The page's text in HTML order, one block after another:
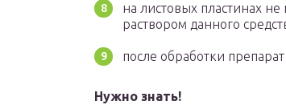
на листовых пластинах
раствором данного
после обработки
Нужно знать!